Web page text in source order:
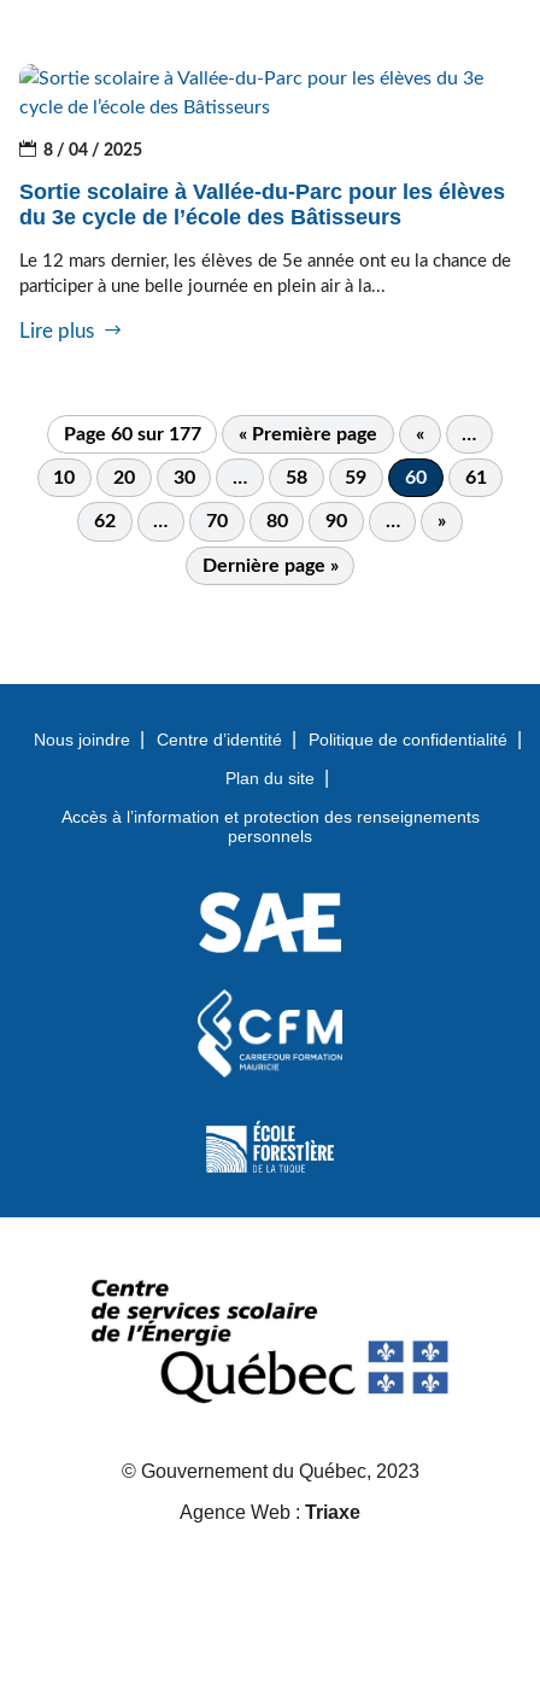
8 / 04 / 2025
Sortie scolaire à Vallée-du-Parc pour les élèves
du 3e cycle de l’école des Bâtisseurs
Le 12 mars dernier, les élèves de 5e année ont eu la chance de
participer à une belle journée en plein air à la...
Lire plus
Page 60 sur 177 « Première page « …
10 20 30 … 58 59 60 61
62 … 70 80 90 … »
Dernière page »
Nous joindre Centre d’identité
Politique de confidentialité
Plan du site
Accès à l’information et protection des renseignements
personnels
© Gouvernement du Québec, 2023
Agence Web : Triaxe